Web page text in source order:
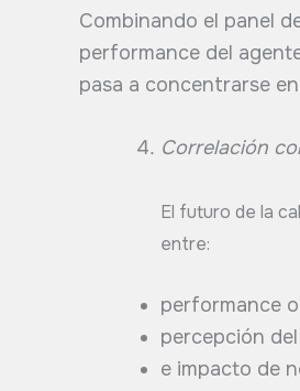
Combinando el panel
performance del
pasa a concentrarse
Correlación
El futuro de la
entre:
performance
percepción
e impacto de